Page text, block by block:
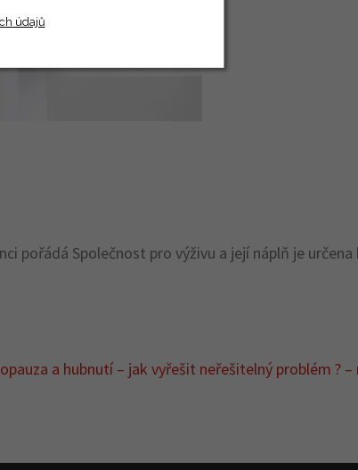
pořádá Společnost pro výživu a její náplň je určena
a hubnutí – jak vyřešit neřešitelný problém ? –
údajů